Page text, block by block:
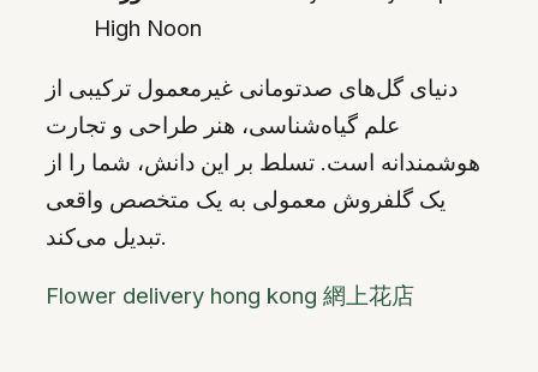
High Noon
دنیای گل‌های صدتومانی غیرمعمول ترکیبی از
علم گیاه‌شناسی، هنر طراحی و تجارت
هوشمندانه است. تسلط بر این دانش، شما را از
یک گلفروش معمولی به یک متخصص واقعی
تبدیل می‌کند.
Flower delivery hong kong 網上花店